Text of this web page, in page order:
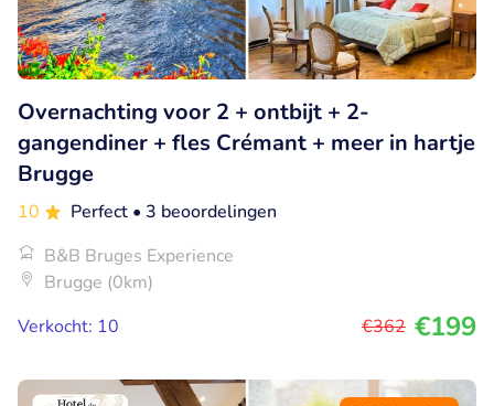
Overnachting voor 2 + ontbijt + 2-
gangendiner + fles Crémant + meer in hartje
Brugge
10 Perfect • 3 beoordelingen
B&B Bruges Experience
Brugge (0km)
Verkocht: 10
€362 €199